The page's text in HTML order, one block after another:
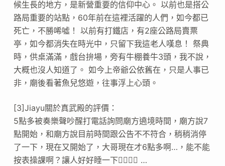
候生長的地方，是新營重要的信仰中心。 以前也是搭公
路局重要的站點，60年前在這裡活躍的人們，如今都已
死亡，不勝唏噓！ 以前有打鐵店，有2座公路局賣票
亭，如今都消失在時光中，只留下我這老人嘆息！ 祭典
時，供桌滿滿，戲台拚場，旁有牛棚養牛3頭，我不說，
大概也沒人知道了。 如今上帝爺公依舊在，只是人事已
非，廟後看著魚兒悠遊，往事浮上心頭。
[3]Jiayu關於真武殿的評價：
5點多被奏樂聲吵醒打電話詢問廟方遶境時間，廟方說7
點開始，和廟方說目前時間跟公告不不符合，稍稍消停
了一下，現在又開始了，大哥現在才6點多啊…，能不能
按表操課啊？讓人好好睡一下😵‍💫😵‍💫 …